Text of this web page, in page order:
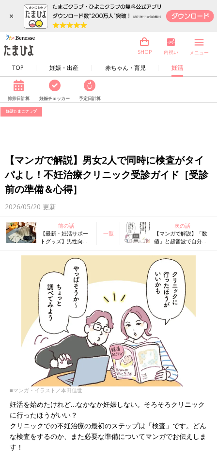
×
TOP 妊娠・出産 赤ちゃん・育児 妊活
SHOP 内祝い メニュー
排卵日計算 妊娠チェッカー 予定日計算
妊活たまごクラブ
【マンガで解説】男女2人で同時に検査がタイ
パよし！不妊治療クリニック受診ガイド［受診
前の準備＆心得］
2026/05/20 更新
前の話
【最新・妊活サポー
トグッズ】男性向け
きる!? 機能性パンツ
って!? 妊活メンズア
イテムをご紹介
一覧
次の話
【マンガで解説】「数
値」と超音波で自分の
妊治療クリニック受診
ガイドSTEP1［女性が
受ける検査編］
■マンガ・イラスト／本田佳世
妊活を始めたけれど…なかなか妊娠しない。そろそろクリニック
に行ったほうがいい？
クリニックでの不妊治療の最初のステップは「検査」です。どん
な検査をするのか、また必要な準備についてマンガでお伝えしま
す！